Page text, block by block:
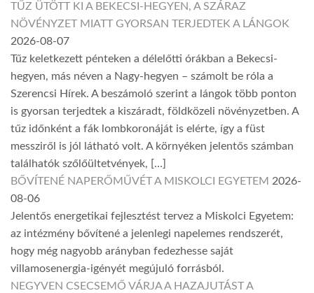
TŰZ ÜTÖTT KI A BEKECSI-HEGYEN, A SZÁRAZ
NÖVÉNYZET MIATT GYORSAN TERJEDTEK A LÁNGOK
2026-08-07
Tűz keletkezett pénteken a délelőtti órákban a Bekecsi-
hegyen, más néven a Nagy-hegyen – számolt be róla a
Szerencsi Hírek. A beszámoló szerint a lángok több ponton
is gyorsan terjedtek a kiszáradt, földközeli növényzetben. A
tűz időnként a fák lombkoronáját is elérte, így a füst
messziről is jól látható volt. A környéken jelentős számban
találhatók szőlőültetvények, […]
BŐVÍTENÉ NAPERŐMŰVÉT A MISKOLCI EGYETEM 2026-
08-06
Jelentős energetikai fejlesztést tervez a Miskolci Egyetem:
az intézmény bővítené a jelenlegi napelemes rendszerét,
hogy még nagyobb arányban fedezhesse saját
villamosenergia-igényét megújuló forrásból.
NEGYVEN CSECSEMŐ VÁRJA A HAZAJUTÁST A